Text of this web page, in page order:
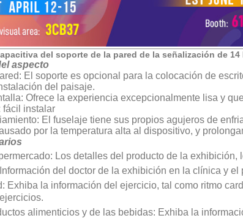
del soporte de la pared de la señalización de
aspecto
El soporte es opcional para la colocación de
del paisaje.
Ofrece la experiencia excepcionalmente lisa y
fácil instalar
El fuselaje tiene sus propios agujeros de
por la temperatura alta al dispositivo, y
Los detalles del producto de la
del doctor de la exhibición en la clínica y
Exhiba la información del ejercicio, tal como ritmo
alimenticios y de las bebidas: Exhiba la